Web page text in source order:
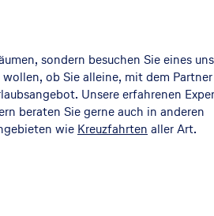
sondern besuchen Sie eines
ob Sie alleine, mit dem
Unsere erfahrenen
beraten Sie gerne auch in anderen
wie Kreuzfahrten aller Art.